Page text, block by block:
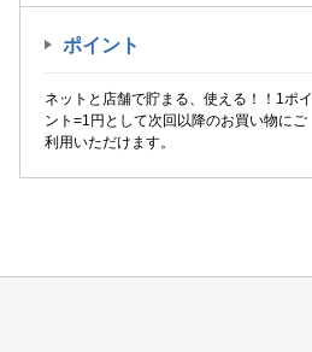
ポイント
ネットと店舗で貯まる、使える！！1ポイ
ント=1円として次回以降のお買い物にご
利用いただけます。